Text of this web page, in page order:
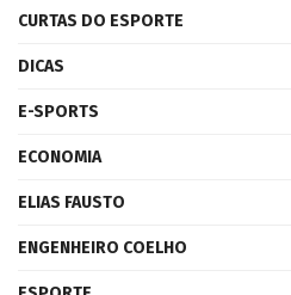
CURTAS DO ESPORTE
DICAS
E-SPORTS
ECONOMIA
ELIAS FAUSTO
ENGENHEIRO COELHO